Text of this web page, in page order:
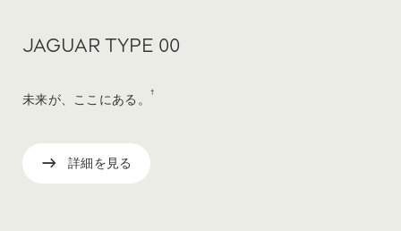
JAGUAR TYPE 00
未来が、ここにある。 †
詳細を見る